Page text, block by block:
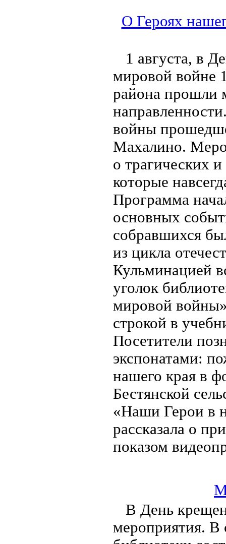
О Героях
1 августа, в
мировой войне
района прошли
войны
Махалино.
о трагических
которые
Программа
основных
собравшихся
из цикла
Кульминацией
уголок
мировой
строкой в
Посетители
экспонатами:
нашего края в
Бестянской
«Наши Герои в
рассказала о
показом
В День
мероприятия. В